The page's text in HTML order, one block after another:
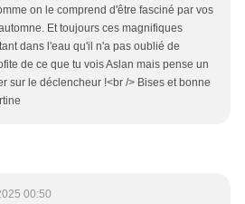
on le comprend d'être fasciné par vos
Et toujours ces magnifiques
dans l'eau qu'il n'a pas oublié de
de ce que tu vois Aslan mais pense un
sur le déclencheur !<br /> Bises et bonne
00:50